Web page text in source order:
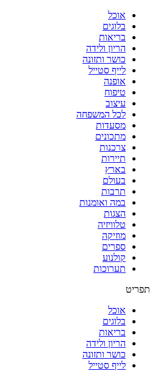
אוכל
בלוגים
בריאות
הריון ולידה
כושר ותזונה
לייף סטייל
אופנה
טיפוח
עיצוב
לכל המשפחה
מסעדות
מתכונים
צרכנות
תיירות
בארץ
בעולם
תרבות
במה ואומנות
הצגות
טלוויזיה
מוזיקה
ספרים
קולנוע
תערוכות
תפריט
אוכל
בלוגים
בריאות
הריון ולידה
כושר ותזונה
לייף סטייל